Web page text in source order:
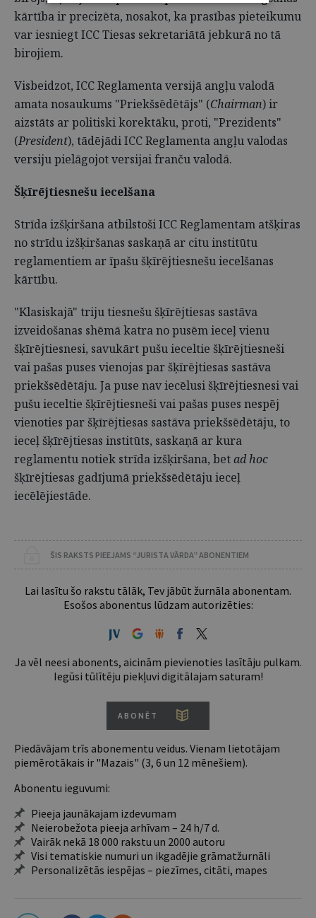
kārtība ir precizēta, nosakot, ka prasības pieteikumu
var iesniegt ICC Tiesas sekretariātā jebkurā no tā
birojiem.
Visbeidzot, ICC Reglamenta versijā angļu valodā
amata nosaukums "Priekšsēdētājs" (Chairman) ir
aizstāts ar politiski korektāku, proti, "Prezidents"
(President), tādējādi ICC Reglamenta angļu valodas
versiju pielāgojot versijai franču valodā.
Šķīrējtiesnešu iecelšana
Strīda izšķiršana atbilstoši ICC Reglamentam atšķiras
no strīdu izšķiršanas saskaņā ar citu institūtu
reglamentiem ar īpašu šķīrējtiesnešu iecelšanas
kārtību.
"Klasiskajā" triju tiesnešu šķīrējtiesas sastāva
izveidošanas shēmā katra no pusēm ieceļ vienu
šķīrējtiesnesi, savukārt pušu ieceltie šķīrējtiesneši
vai pašas puses vienojas par šķīrējtiesas sastāva
priekšsēdētāju. Ja puse nav iecēlusi šķīrējtiesnesi vai
pušu ieceltie šķīrējtiesneši vai pašas puses nespēj
vienoties par šķīrējtiesas sastāva priekšsēdētāju, to
ieceļ šķīrējtiesas institūts, saskaņā ar kura
reglamentu notiek strīda izšķiršana, betad hoc
šķīrējtiesas gadījumā priekšsēdētāju ieceļ
iecēlējiestāde.
ŠIS RAKSTS PIEEJAMS “JURISTA VĀRDA” ABONENTIEM
Lai lasītu šo rakstu tālāk, Tev jābūt žurnāla abonentam.
Esošos abonentus lūdzam autorizēties:
Ja vēl neesi abonents, aicinām pievienoties lasītāju pulkam.
Iegūsi tūlītēju piekļuvi digitālajam saturam!
ABONĒT
Piedāvājam trīs abonementu veidus. Vienam lietotājam
piemērotākais ir "Mazais" (3, 6 un 12 mēnešiem).
Abonentu ieguvumi:
Pieeja jaunākajam izdevumam
Neierobežota pieeja arhīvam – 24 h/7 d.
Vairāk nekā 18 000 rakstu un 2000 autoru
Visi tematiskie numuri un ikgadējie grāmatžurnāli
Personalizētās iespējas – piezīmes, citāti, mapes